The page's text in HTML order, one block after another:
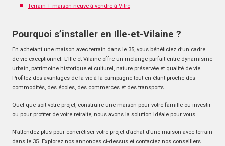
Terrain + maison neuve à vendre à Vitré
Pourquoi s’installer en Ille-et-Vilaine ?
En achetant une maison avec terrain dans le 35, vous bénéficiez d’un cadre
de vie exceptionnel. L’Ille-et-Vilaine offre un mélange parfait entre dynamisme
urbain, patrimoine historique et culturel, nature préservée et qualité de vie.
Profitez des avantages de la vie à la campagne tout en étant proche des
commodités, des écoles, des commerces et des transports.
Quel que soit votre projet, construire une maison pour votre famille ou investir
ou pour profiter de votre retraite, nous avons la solution idéale pour vous.
N’attendez plus pour concrétiser votre projet d’achat d’une maison avec terrain
dans le 35. Explorez nos annonces ci-dessus et contactez nos conseillers